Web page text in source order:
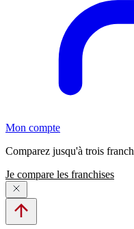
Mon compte
Comparez jusqu'à trois
Je compare les franchises